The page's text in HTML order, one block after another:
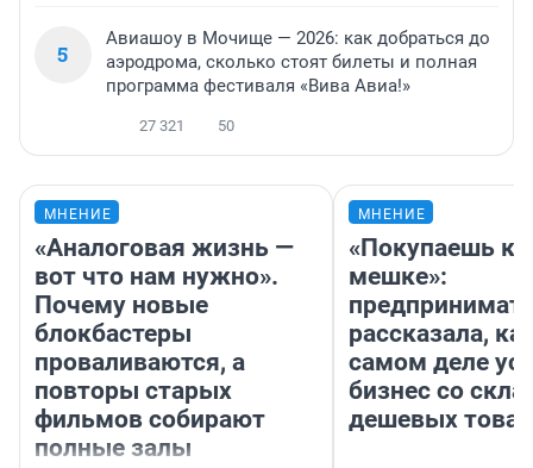
5
Авиашоу в Мочище — 2026: как добраться до
аэродрома, сколько стоят билеты и полная
программа фестиваля «Вива Авиа!»
27 321 50
МНЕНИЕ
«Аналоговая жизнь —
вот что нам нужно».
Почему новые
блокбастеры
проваливаются, а
повторы старых
фильмов собирают
полные залы
МНЕНИЕ
«Покупаешь
мешке»:
рассказала,
самом деле
бизнес со
дешевых